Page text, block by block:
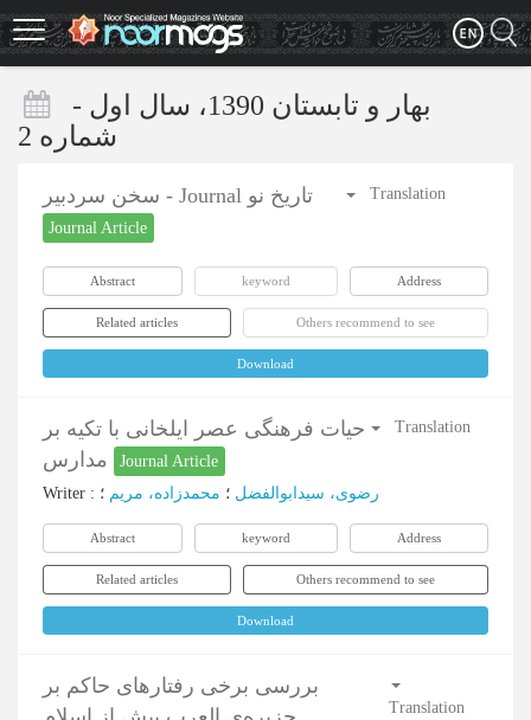
Skip
to
main
بهار و تابستان 1390، سال اول -
شماره 2
سخن سردبیر - Journal تاریخ نو
Journal Article
Translation
Abstract keyword Address
Related articles Others recommend to see
Download
حیات فرهنگی عصر ایلخانی با تکیه بر
Journal Article
Translation
Writer : رضوی، سیدابوالفضل ؛ محمدزاده، مریم ؛
Abstract keyword Address
Related articles Others recommend to see
Download
بررسی برخی رفتارهای حاکم بر
Translation